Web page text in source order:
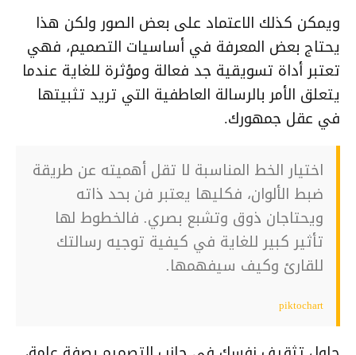
ويمكن كذلك الاعتماد على بعض الصور ولكن هذا
يحتاج بعض المعرفة في أساسيات التصميم، فهي
تعتبر أداة تسويقية جد فعالة ومؤثرة للغاية عندما
يتعلق الأمر بالرسالة العاطفية التي تريد تثبيتها
في عقل جمهورك.
اختيار الخط المناسبة لا تقل أهميته عن طريقة
ضبط الألوان، فكليها يعتبر فن بحد ذاته
ويحتاجان ذوق وتشبع بصري. فالخطوط لها
تأثير كبير للغاية في كيفية توجيه رسالتك
للقارئ وكيف سيفهمها.
piktochart